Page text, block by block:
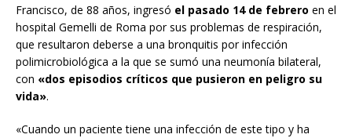
Francisco, de 88 años, ingresó el pasado 14 de febrero en el
hospital Gemelli de Roma por sus problemas de respiración,
que resultaron deberse a una bronquitis por infección
polimicrobiológica a la que se sumó una neumonía bilateral,
con «dos episodios críticos que pusieron en peligro su
vida».
«Cuando un paciente tiene una infección de este tipo y ha